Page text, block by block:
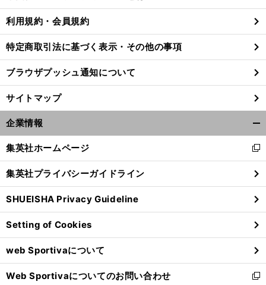
々
。
前
利用規約・会員規約
特定商取引法に基づく表示・その他の事項
ブラウザプッシュ通知について
サイトマップ
企業情報
閉
る
集英社ホームページ
新
し
い
ウ
ィ
ン
ド
ウ
で
開
く
集英社プライバシーガイドライン
SHUEISHA Privacy Guideline
Setting of Cookies
web Sportivaについて
Web Sportivaについてのお問い合わせ
新